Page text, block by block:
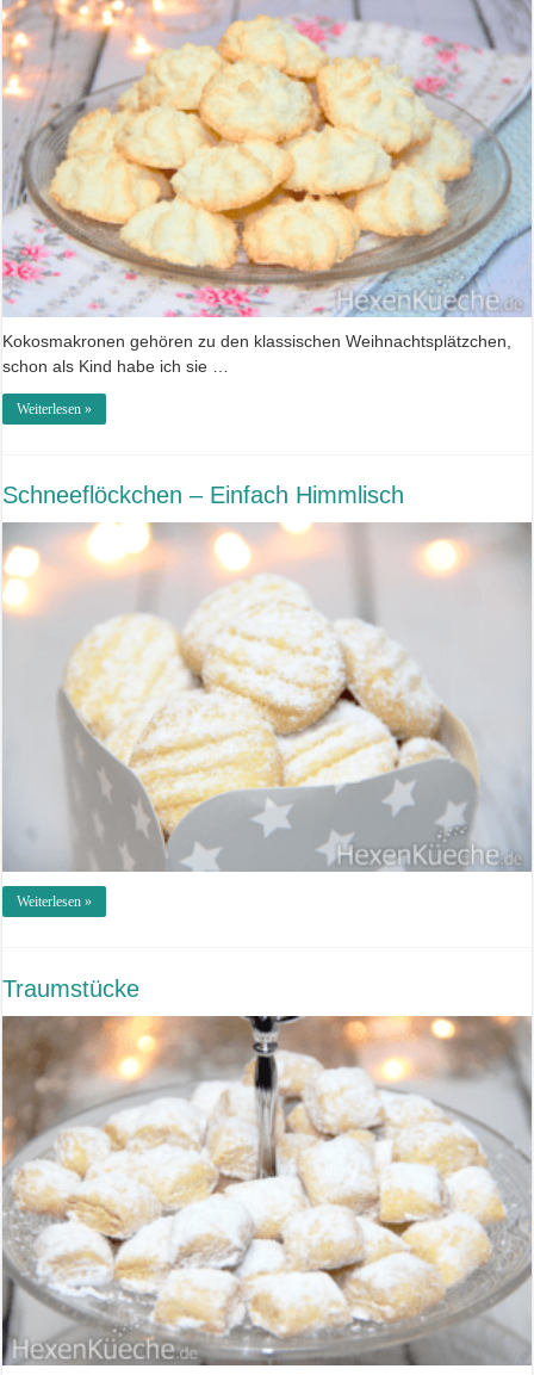
Kokosmakronen gehören zu den klassischen Weihnachtsplätzchen,
schon als Kind habe ich sie …
Weiterlesen »
Schneeflöckchen – Einfach Himmlisch
Weiterlesen »
Traumstücke